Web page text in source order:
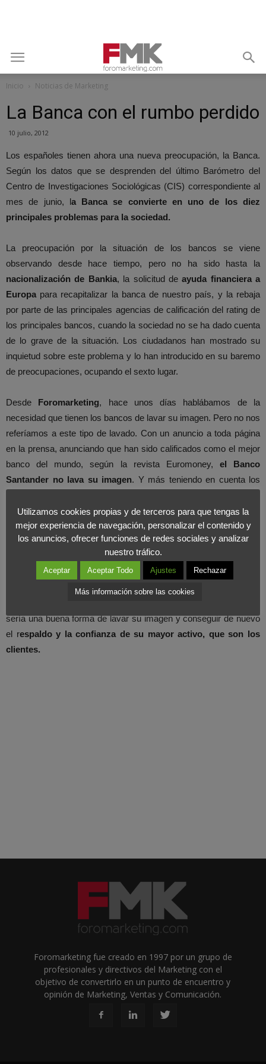
Inicio Noticias de Marketing
La Banca con el rumbo perdido
10 julio, 2012
Los españoles tienen ahora una nueva preocupación, la Banca.
Según los datos que se desprenden del último Barómetro del
Centro de Investigaciones Sociológicas (CIS) correspondiente al
mes de junio, la Banca se convierte en uno de los diez
principales problemas para la sociedad.
La preocupación por la situación de los bancos se viene
observando desde hace tiempo, pero no ha sido hasta la
nacionalización de Bankia, la solicitud deayuda financiera a
Europa para recapitalizar la banca de nuestro país, y la rebaja
por parte de las principales agencias de calificación del rating de
los principales bancos, cuando la sociedad no se ha dado cuenta
de lo grave de la situación. Los ciudadanos han mostrado su
inquietud sobre este problema y lo han introducido en su baremo
de preocupaciones, ocupando el sexto lugar.
Desde Foromarketing, hace unos días hablábamos de la
necesidad que tienen los bancos de lavar su imagen. Pero no nos
referíamos a este tipo de lavado. Con un anuncio a toda página
en la prensa, anunciando que han sido calificados como el mejor
banco del mundo, según la revista Euromoney, el Banco
Santander no lava su imagen. Y más teniendo en cuenta los
rating de calificación al Banco Santander de A a BBB+, y les
mantiene con una perspectiva negativa. Lavar su imagen no es
decir que son los mejores, sino es seguir ayudando a las
empresas, a los particulares y a los accionistas a través de los
objetivos que marcan en suMisión de empresa. Hablan de
satisfacer de modo integral las necesidades financieras de sus
sería una buena forma de lavar su imagen y conseguir de nuevo
el respaldo y la confianza de su mayor activo, que son los
clientes.
Foromarketing fue creado en 1997 por un grupo de
profesionales y directivos del Marketing con el
objetivo de convertirlo en un punto de encuentro y
opinión de Marketing, Ventas y Comunicación.
Utilizamos cookies propias y de terceros para que tengas la
mejor experiencia de navegación, personalizar el contenido y
los anuncios, ofrecer funciones de redes sociales y analizar
nuestro tráfico.
Aceptar Aceptar Todo Ajustes Rechazar
Más información sobre las cookies